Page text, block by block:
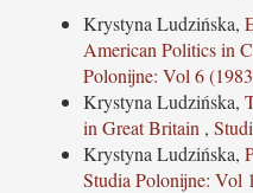
Krystyna Ludzińska,
American Politics in
Polonijne: Vol 6
Krystyna Ludzińska,
in Great Britain ,
Krystyna Ludzińska,
Studia Polonijne: Vol